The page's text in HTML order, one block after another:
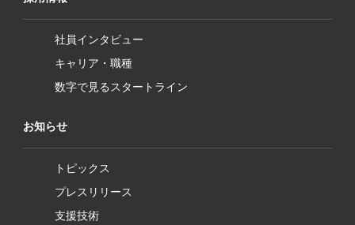
社員インタビュー
キャリア・職種
数字で見るスタートライン
お知らせ
トピックス
プレスリリース
支援技術